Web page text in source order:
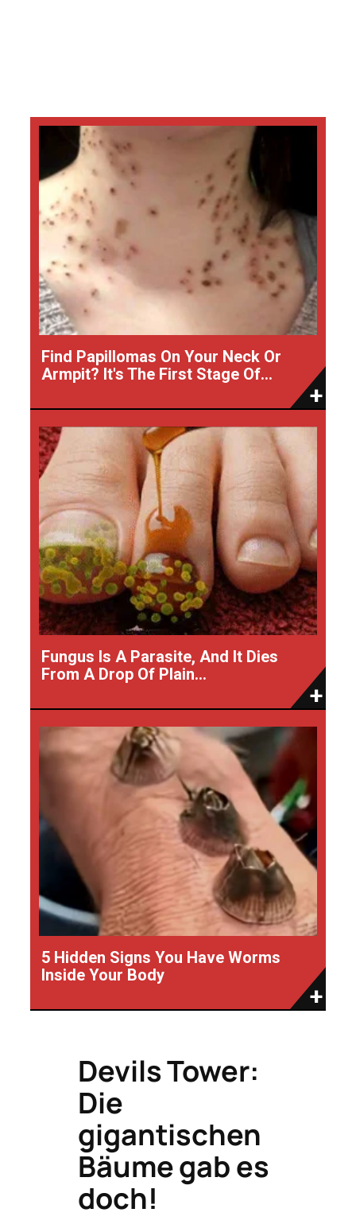
Find Papillomas On Your Neck Or
Armpit? It's The First Stage Of...
Fungus Is A Parasite, And It Dies
From A Drop Of Plain...
5 Hidden Signs You Have Worms
Inside Your Body
Devils Tower:
Die
gigantischen
Bäume gab es
doch!